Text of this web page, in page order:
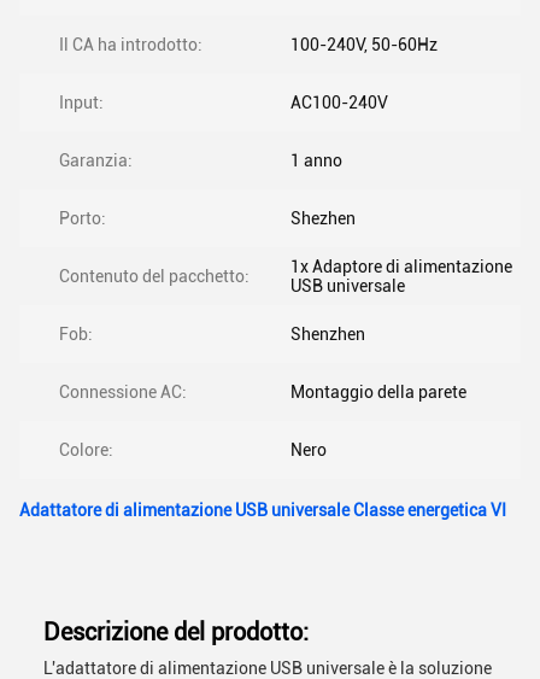
Il CA ha introdotto: 100-240V, 50-60Hz
Input: AC100-240V
Garanzia: 1 anno
Porto: Shezhen
Contenuto del pacchetto:
1x Adaptore di alimentazione
USB universale
Fob: Shenzhen
Connessione AC: Montaggio della parete
Colore: Nero
Adattatore di alimentazione USB universale Classe energetica VI
Descrizione del prodotto:
L'adattatore di alimentazione USB universale è la soluzione